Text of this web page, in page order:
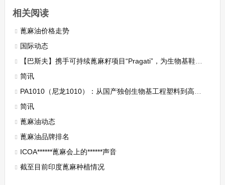
相关阅读
蓖麻油价格走势
国际动态
【巴斯夫】携手可持续蓖麻籽项目“Pragati”，为生物基鞋材推出可追溯性认证
简讯
PA1010（尼龙1010）：从国产独创生物基工程塑料到高性能化未来
简讯
蓖麻油动态
蓖麻油品牌排名
ICOA******蓖麻会上的******声音
截至目前印度蓖麻种植情况